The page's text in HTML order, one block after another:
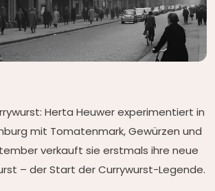
Herta Heuwer experimentiert in
mit Tomatenmark, Gewürzen und
verkauft sie erstmals ihre neue
– der Start der Currywurst-Legende.